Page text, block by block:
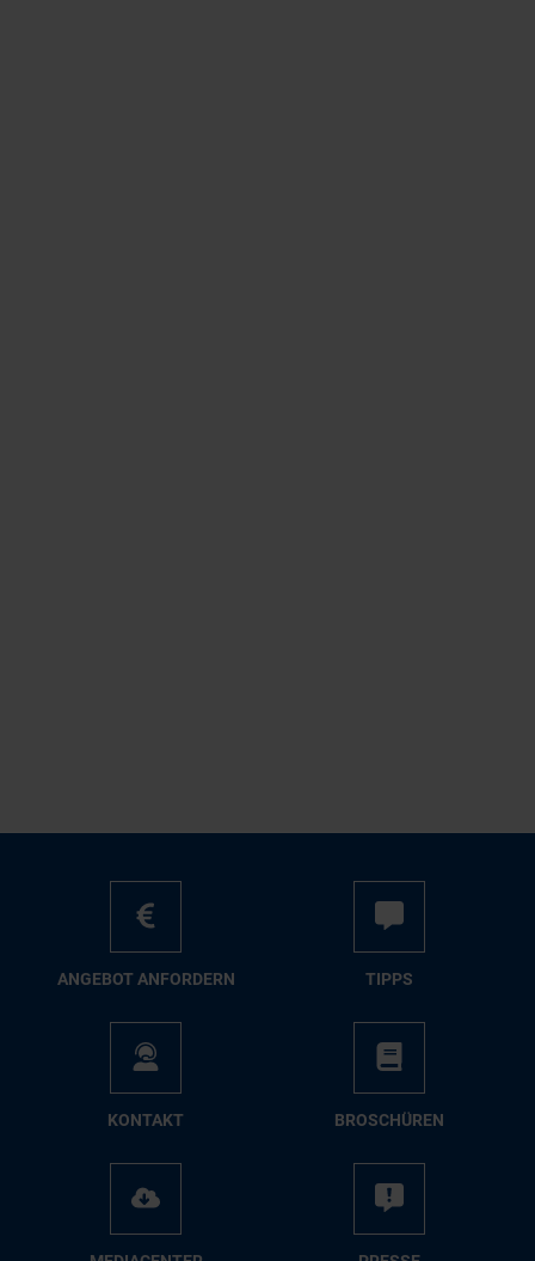
AN­GE­BOT AN­FOR­DERN TIPPS
KON­TAKT BRO­SCHÜ­REN